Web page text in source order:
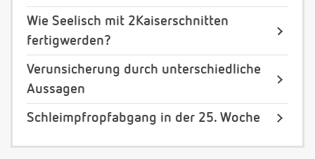
Wie Seelisch mit 2Kaiserschnitten
fertigwerden?
Verunsicherung durch unterschiedliche
Aussagen
Schleimpfropfabgang in der 25. Woche